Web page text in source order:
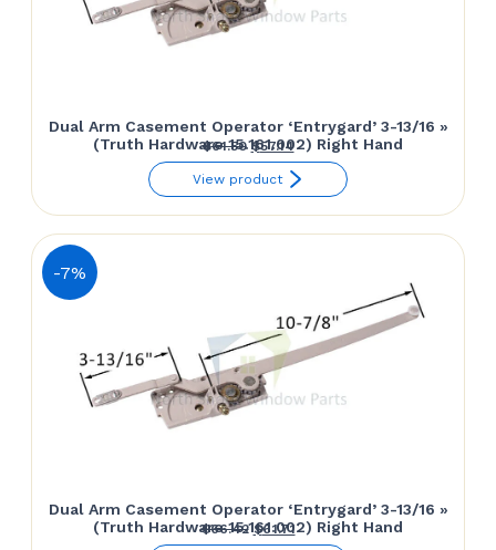
Dual Arm Casement Operator ‘Entrygard’ 3-13/16 »
(Truth Hardware 15.161.002) Right Hand
$61.50 Le
prix
était :
$57.14Le
prix
est :
View product
-7%
Dual Arm Casement Operator ‘Entrygard’ 3-13/16 »
(Truth Hardware 15.161.002) Right Hand
$66.42 Le
$61.71Le